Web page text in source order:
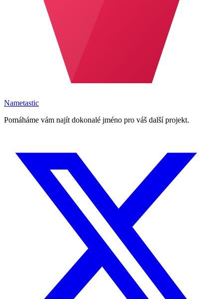
Nametastic
Pomáháme vám najít dokonalé jméno pro váš další projekt.